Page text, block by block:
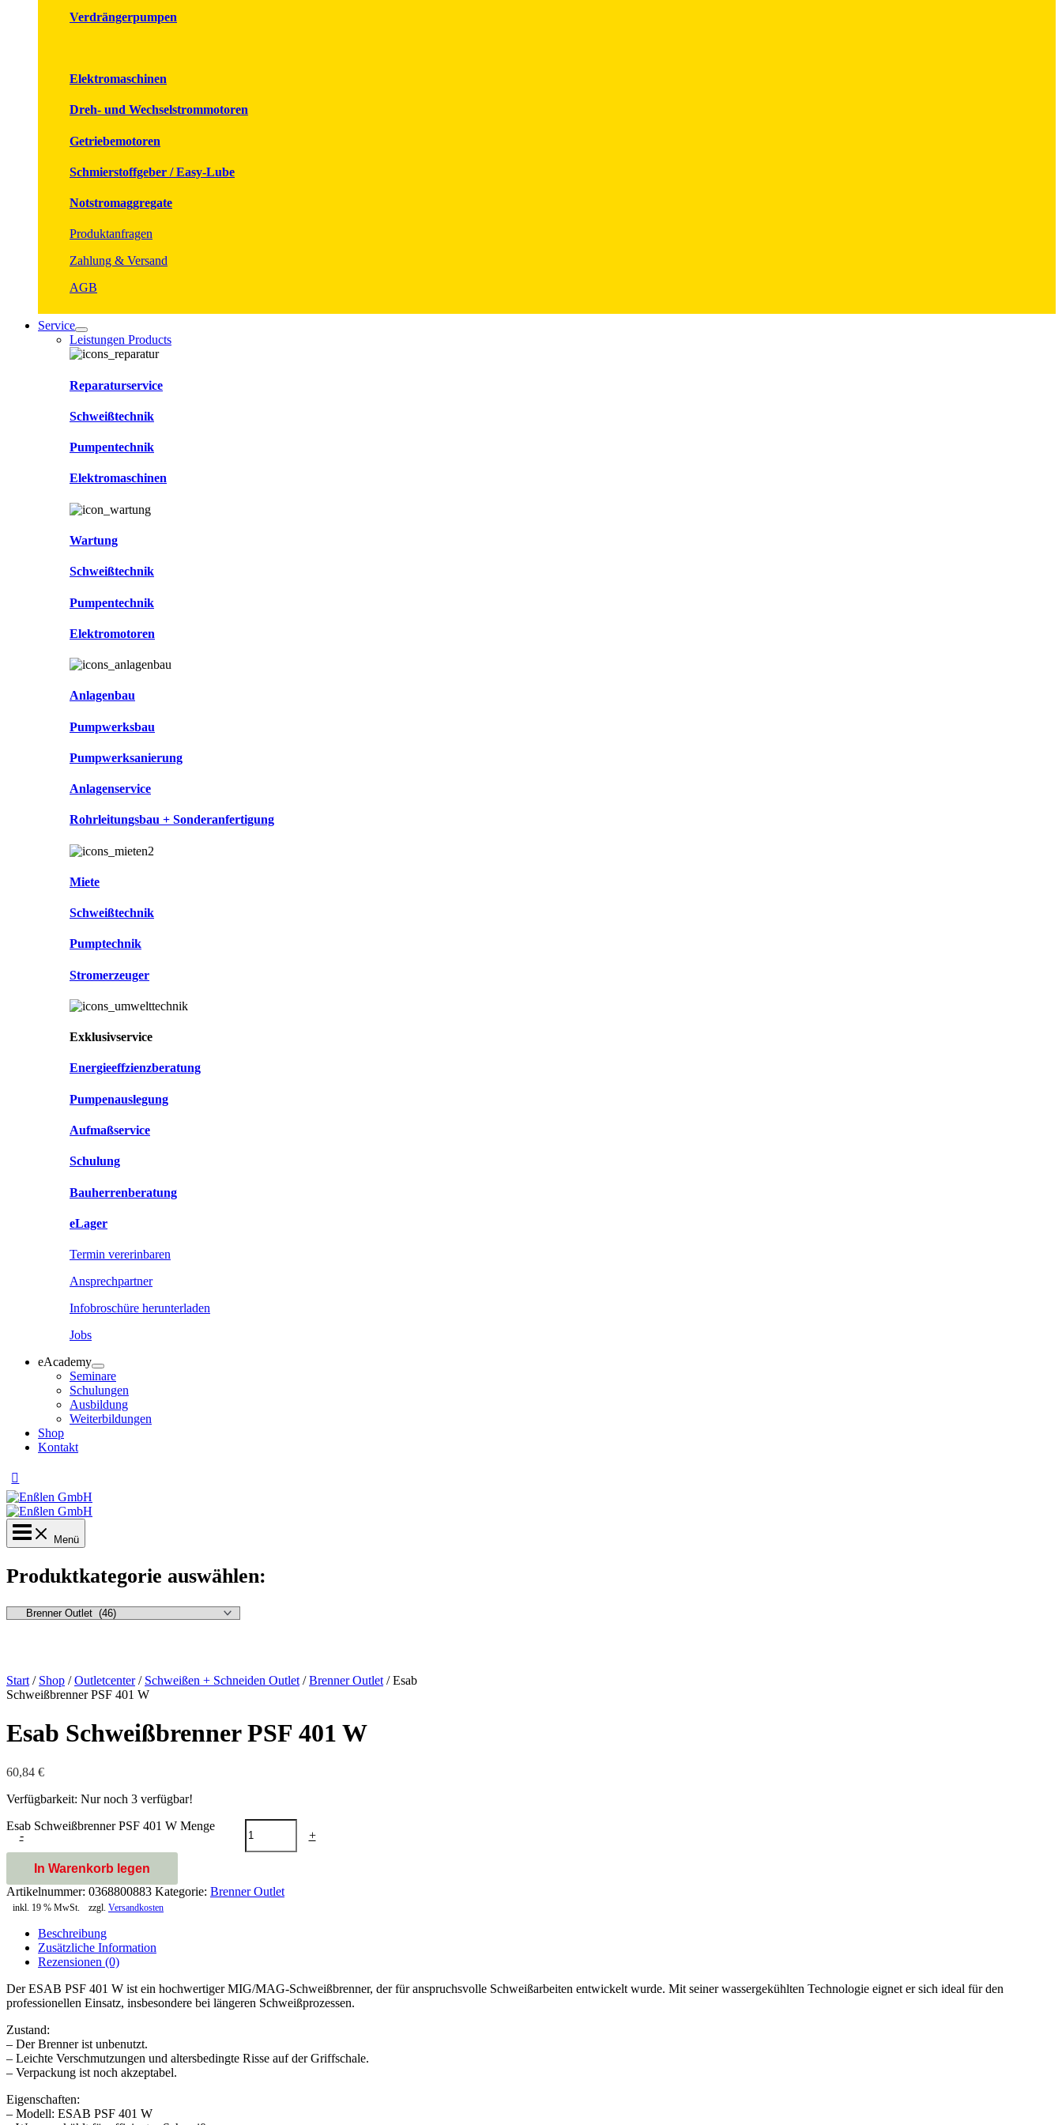
Verdrängerpumpen
Elektromaschinen
Dreh- und Wechselstrommotoren
Getriebemotoren
Schmierstoffgeber / Easy-Lube
Notstromaggregate
Produktanfragen
Zahlung & Versand
AGB
Service
Leistungen Products
Reparaturservice
Schweißtechnik
Pumpentechnik
Elektromaschinen
Wartung
Schweißtechnik
Pumpentechnik
Elektromotoren
Anlagenbau
Pumpwerksbau
Pumpwerksanierung
Anlagenservice
Rohrleitungsbau + Sonderanfertigung
Miete
Schweißtechnik
Pumptechnik
Stromerzeuger
Exklusivservice
Energieeffzienzberatung
Pumpenauslegung
Aufmaßservice
Schulung
Bauherrenberatung
eLager
Termin vererinbaren
Ansprechpartner
Infobroschüre herunterladen
Jobs
eAcademy
Seminare
Schulungen
Ausbildung
Weiterbildungen
Shop
Kontakt
Menü
Produktkategorie auswählen:
Start / Shop /Outletcenter/ Schweißen + Schneiden Outlet /Brenner Outlet / Esab
Schweißbrenner PSF 401 W
Esab Schweißbrenner PSF 401 W
60,84 €
Verfügbarkeit: Nur noch 3 verfügbar!
-
Esab Schweißbrenner PSF 401 W Menge
+
In Warenkorb legen
Artikelnummer: 0368800883 Kategorie: Brenner Outlet
inkl. 19 % MwSt. zzgl. Versandkosten
Beschreibung
Zusätzliche Information
Rezensionen (0)
Der ESAB PSF 401 W ist ein hochwertiger MIG/MAG-Schweißbrenner, der für anspruchsvolle Schweißarbeiten entwickelt wurde. Mit seiner wassergekühlten Technologie eignet er sich ideal für den
professionellen Einsatz, insbesondere bei längeren Schweißprozessen.
Zustand:
– Der Brenner ist unbenutzt.
– Leichte Verschmutzungen und altersbedingte Risse auf der Griffschale.
– Verpackung ist noch akzeptabel.
Eigenschaften:
– Modell: ESAB PSF 401 W